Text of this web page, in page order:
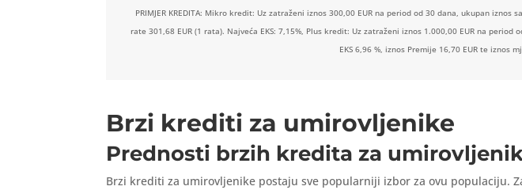
PRIMJER KREDITA: Mikro kredit: Uz zatraženi iznos 300,00 EUR na period od 30 dana, ukupan
rate 301,68 EUR (1 rata). Najveća EKS: 7,15%, Plus kredit: Uz zatraženi iznos 1.000,00 EUR na
EKS 6,96 %, iznos Premije 16,70 EUR te iznos
Brzi krediti za umirovljenike
Prednosti brzih kredita za
Brzi krediti za umirovljenike postaju sve popularniji izbor za ovu populaciju.